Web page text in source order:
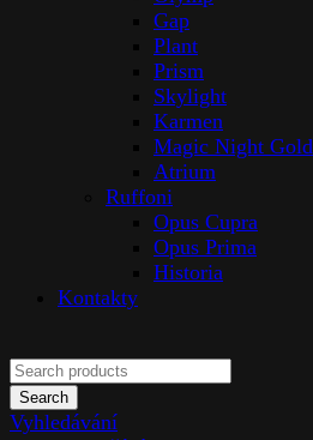
Gap
Plant
Prism
Skylight
Karmen
Magic Night Gold
Atrium
Ruffoni
Opus Cupra
Opus Prima
Historia
Kontakty
Search
Vyhledávání